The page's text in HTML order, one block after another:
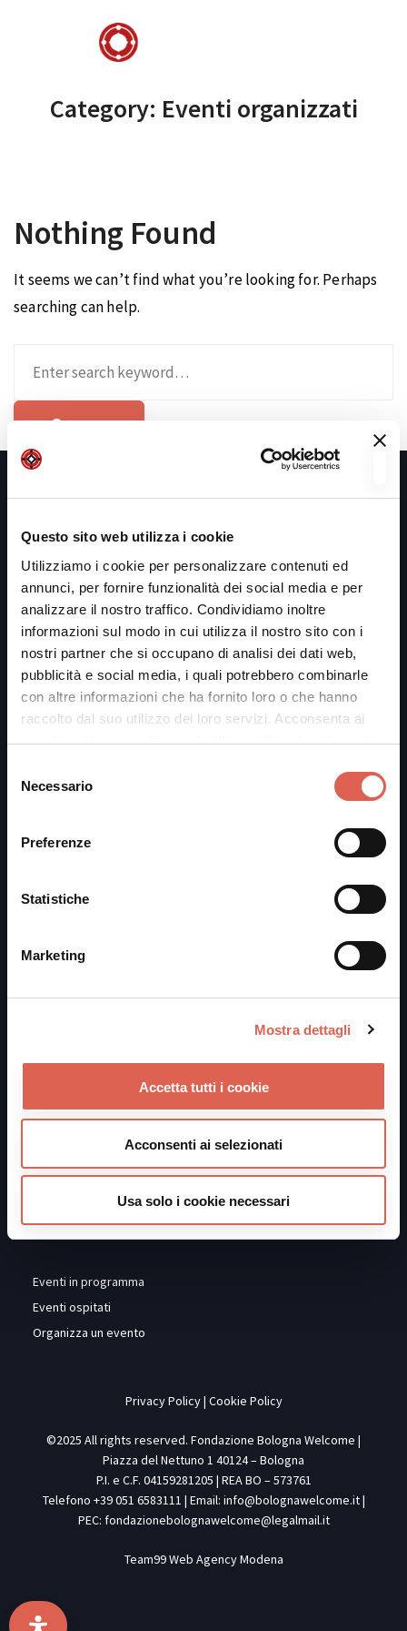
Questo sito web utilizza i cookie
Utilizziamo i cookie per personalizzare contenuti ed
annunci, per fornire funzionalità dei social media e per
analizzare il nostro traffico. Condividiamo inoltre
informazioni sul modo in cui utilizza il nostro sito con i
nostri partner che si occupano di analisi dei dati web,
pubblicità e social media, i quali potrebbero combinarle
con altre informazioni che ha fornito loro o che hanno
raccolto dal suo utilizzo dei loro servizi. Acconsenta ai
nostri cookie se continua ad utilizzare il nostro sito web.
delNecessario
Preferenze
Statistiche
Marketing
Mostra dettagli
Accetta tutti i cookie
Acconsenti ai selezionati
Usa solo i cookie necessari
Category: Eventi organizzati
Nothing Found
It seems we can’t find what you’re looking for. Perhaps
searching can help.
for:
Search
Sede Piazza Maggiore
Piazza Maggiore, 1/e
Dal lunedì al sabato: 9.00 – 19.00
Domenica e festivi: 10.00 – 18.00
www.bolognawelcome.com
PalaDozza
Norme e Regolamento
Come raggiungerci
Eventi in programma
Eventi ospitati
Organizza un evento
Privacy Policy| Cookie Policy
©2025 All rights reserved. Fondazione Bologna Welcome |
Piazza del Nettuno 1 40124 – Bologna
P.I. e C.F. 04159281205 | REA BO – 573761
Telefono +39 051 6583111 | Email: info@bolognawelcome.it|
PEC: fondazionebolognawelcome@legalmail.it
Team99Web Agency Modena